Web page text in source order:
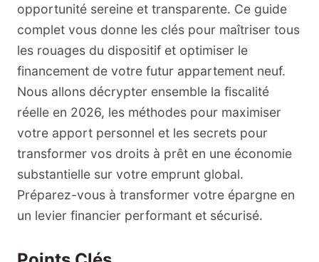
opportunité sereine et transparente. Ce guide
complet vous donne les clés pour maîtriser tous
les rouages du dispositif et optimiser le
financement de votre futur appartement neuf.
Nous allons décrypter ensemble la fiscalité
réelle en 2026, les méthodes pour maximiser
votre apport personnel et les secrets pour
transformer vos droits à prêt en une économie
substantielle sur votre emprunt global.
Préparez-vous à transformer votre épargne en
un levier financier performant et sécurisé.